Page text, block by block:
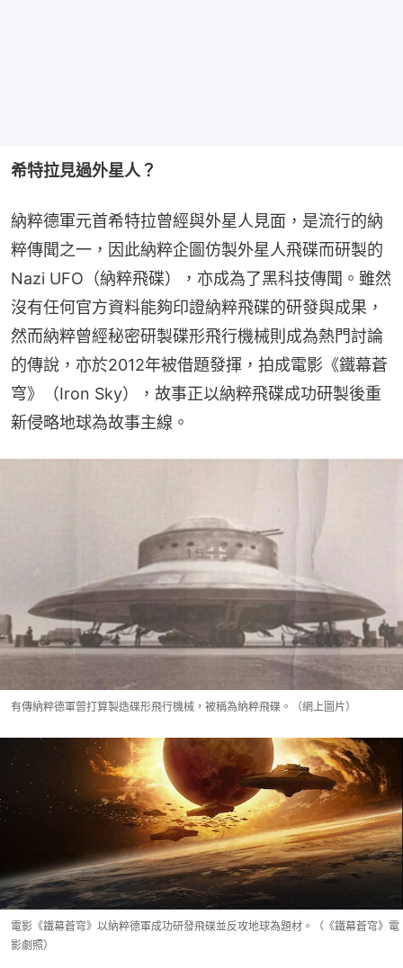
希特拉見過外星人？
納粹德軍元首希特拉曾經與外星人見面，是流行的納
粹傳聞之一，因此納粹企圖仿製外星人飛碟而研製的
Nazi UFO（納粹飛碟），亦成為了黑科技傳聞。雖然
沒有任何官方資料能夠印證納粹飛碟的研發與成果，
然而納粹曾經秘密研製碟形飛行機械則成為熱門討論
的傳說，亦於2012年被借題發揮，拍成電影《鐵幕蒼
穹》（Iron Sky），故事正以納粹飛碟成功研製後重
新侵略地球為故事主線。
有傳納粹德軍曾打算製造碟形飛行機械，被稱為納粹飛碟。（網上圖片）
電影《鐵幕蒼穹》以納粹德軍成功研發飛碟並反攻地球為題材。（《鐵幕蒼穹》電
影劇照）